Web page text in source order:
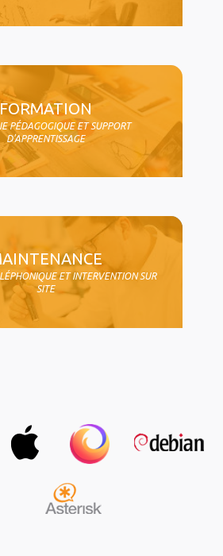
FORMATION
PÉDAGOGIQUE ET SUPPORT
D'APPRENTISSAGE
ET INTERVENTION SUR
SITE